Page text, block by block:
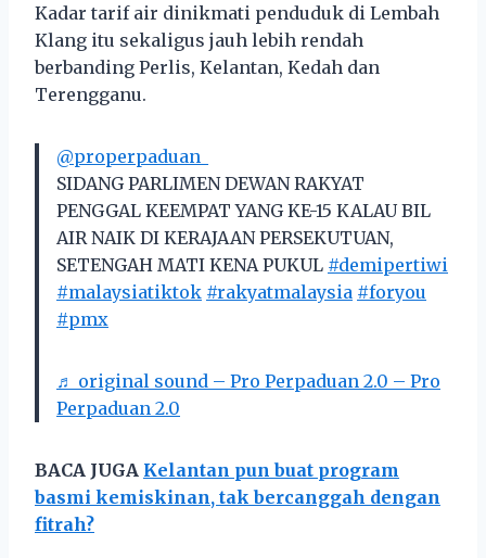
Kadar tarif air dinikmati penduduk di Lembah
Klang itu sekaligus jauh lebih rendah
berbanding Perlis, Kelantan, Kedah dan
Terengganu.
@properpaduan_
SIDANG PARLIMEN DEWAN RAKYAT
PENGGAL KEEMPAT YANG KE-15 KALAU BIL
AIR NAIK DI KERAJAAN PERSEKUTUAN,
SETENGAH MATI KENA PUKUL #demipertiwi
#malaysiatiktok #rakyatmalaysia #foryou
#pmx
♬ original sound – Pro Perpaduan 2.0 – Pro
Perpaduan 2.0
BACA JUGA Kelantan pun buat program
basmi kemiskinan, tak bercanggah dengan
fitrah?